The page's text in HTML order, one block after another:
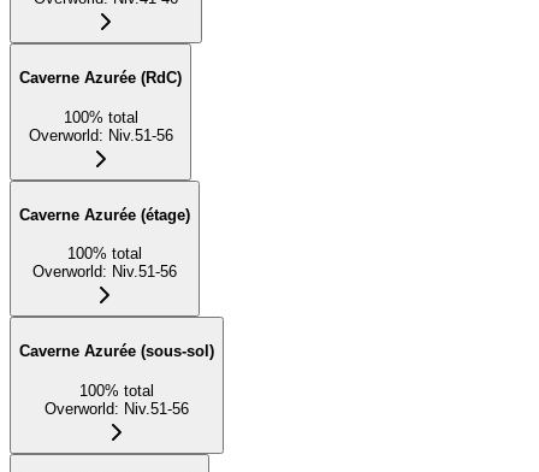
Caverne Azurée (RdC)
100% total
Overworld: Niv.51-56
Caverne Azurée (étage)
100% total
Overworld: Niv.51-56
Caverne Azurée (sous-sol)
100% total
Overworld: Niv.51-56